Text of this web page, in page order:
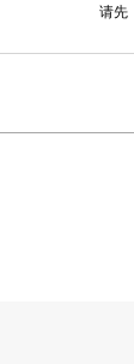
请先